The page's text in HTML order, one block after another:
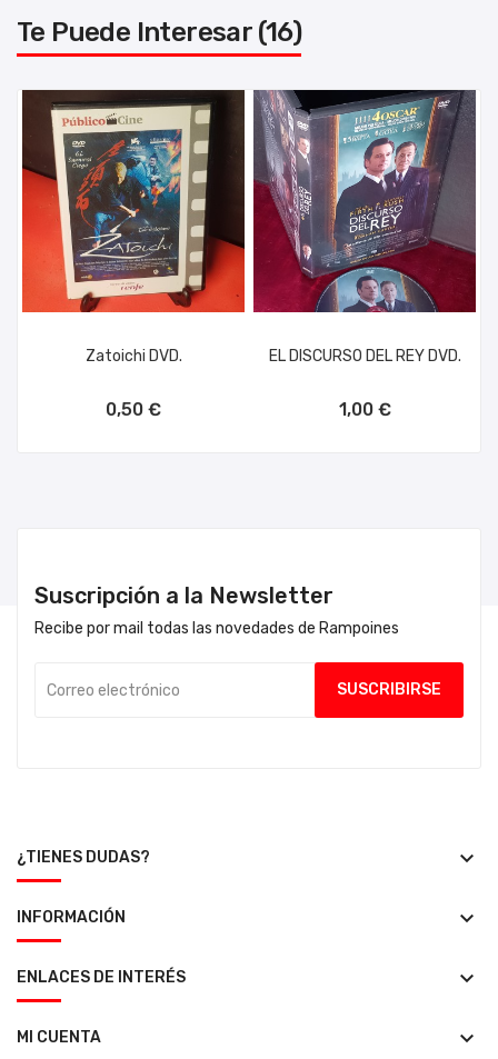
Te Puede Interesar (16)
Zatoichi DVD.
0,50 €
EL DISCURSO DEL REY DVD.
1,00 €
Suscripción a la Newsletter
Recibe por mail todas las novedades de Rampoines
¿TIENES DUDAS? keyboard_arrow_down
INFORMACIÓN keyboard_arrow_down
ENLACES DE INTERÉS keyboard_arrow_down
MI CUENTA keyboard_arrow_down